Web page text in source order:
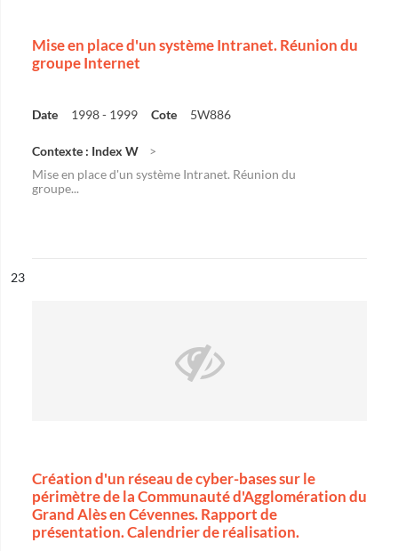
Mise en place d'un système Intranet. Réunion du
groupe Internet
Date 1998 - 1999 Cote 5W886
Contexte : Index W
Mise en place d'un système Intranet. Réunion du
groupe...
n°
23
Création d'un réseau de cyber-bases sur le
périmètre de la Communauté d'Agglomération du
Grand Alès en Cévennes. Rapport de
présentation. Calendrier de réalisation.